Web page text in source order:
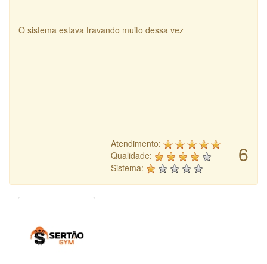
O sistema estava travando muito dessa vez
6
Atendimento:
Qualidade:
Sistema: